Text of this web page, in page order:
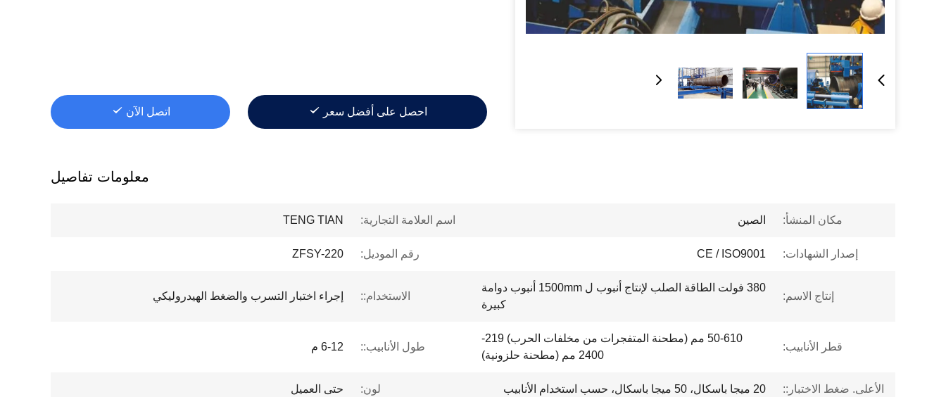
احصل على أفضل سعر اتصل الآن
معلومات تفاصيل
مكان المنشأ: الصين اسم العلامة التجارية: TENG TIAN
إصدار الشهادات: CE / ISO9001 رقم الموديل: ZFSY-220
إنتاج الاسم:
380 فولت الطاقة الصلب لإنتاج أنبوب ل 1500mm أنبوب دوامة
كبيرة
الاستخدام:: إجراء اختبار التسرب والضغط الهيدروليكي
قطر الأنابيب:
50-610 مم (مطحنة المتفجرات من مخلفات الحرب) 219-
2400 مم (مطحنة حلزونية)
طول الأنابيب:: 6-12 م
الأعلى. ضغط الاختبار:: 20 ميجا باسكال، 50 ميجا باسكال، حسب استخدام الأنابيب لون: حتى العميل